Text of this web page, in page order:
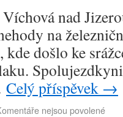
nad
na
kde došlo ke
Celý příspěvek →
nejsou povolené